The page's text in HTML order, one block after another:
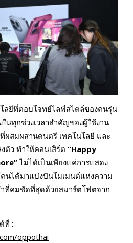
โลยีที่ตอบโจทย์ไลฟ์สไตล์ของคนรุ่น
นทุกช่วงเวลาสำคัญของผู้ใช้งาน
สมผสานดนตรี เทคโนโลยี และ
ตัว ทำให้คอนเสิร์ต “Happy
ไม่ได้เป็นเพียงแค่การแสดง
นได้มาแบ่งปันโมเมนต์แห่งความ
ที่คมชัดที่สุดด้วยสมาร์ตโฟตจาก
ที่ :
oppothai